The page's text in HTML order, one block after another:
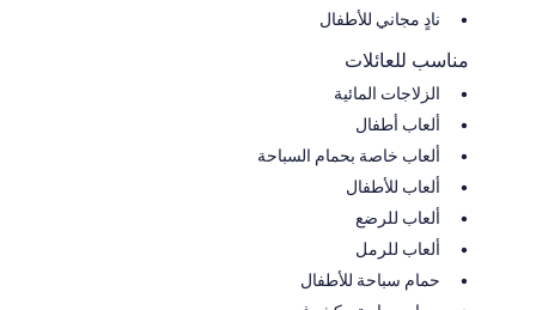
نادٍ مجاني للأطفال
مناسب للعائلات
الزلاجات المائية
ألعاب أطفال
ألعاب خاصة بحمام السباحة
ألعاب للأطفال
ألعاب للرضع
ألعاب للرمل
حمام سباحة للأطفال